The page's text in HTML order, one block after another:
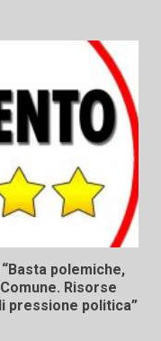
polemiche,
Risorse
pressione politica”